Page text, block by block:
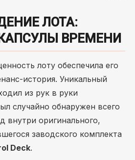
ЛОТА:
ВРЕМЕНИ
лоту обеспечила его
история. Уникальный
из рук в руки
случайно обнаружен всего
внутри оригинального,
заводского комплекта
Deck.